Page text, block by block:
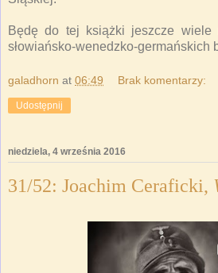
Będę do tej książki jeszcze wiele
słowiańsko-wenedzko-germańskich
galadhorn at 06:49 Brak komentarzy:
Udostępnij
niedziela, 4 września 2016
31/52: Joachim Ceraficki,